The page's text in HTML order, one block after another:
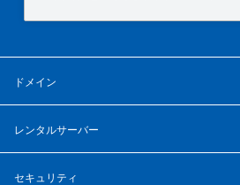
ドメイン
レンタルサーバー
セキュリティ